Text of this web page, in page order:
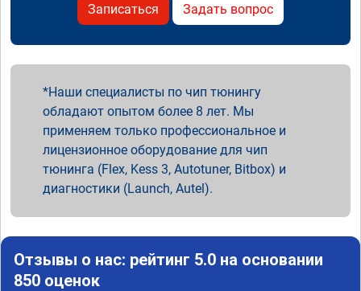
Записаться Задать вопрос
Наши специалисты по чип тюнингу
обладают опытом более 8 лет. Мы
применяем только профессиональное и
лицензионное оборудование для чип
тюнинга (Flex, Kess 3, Autotuner, Bitbox) и
диагностики (Launch, Autel).
Отзывы о нас: рейтинг 5.0 на основании
850 оценок